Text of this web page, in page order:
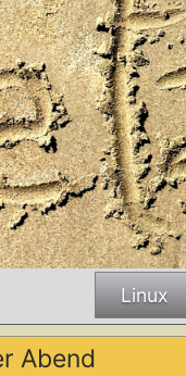
Linux
Abend